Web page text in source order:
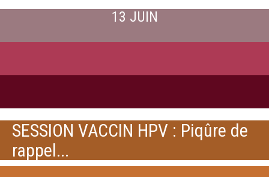
13 JUIN
SESSION VACCIN HPV : Piqûre de
rappel...